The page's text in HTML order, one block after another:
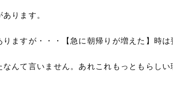
ります。
ますが・・・【急に朝帰りが増えた】時は
んて言いません。あれこれもっともらし